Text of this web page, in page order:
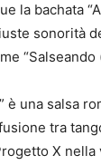
la bachata
sonorità
è una salsa
tra
X